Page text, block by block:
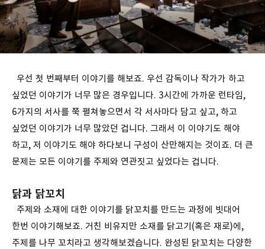
우선 첫 번째부터 이야기를 해보죠. 우선 감독이나 작가가 하고
싶었던 이야기가 너무 많은 경우입니다. 3시간에 가까운 런타임,
6가지의 서사를 쭉 펼쳐놓으면서 각 서사마다 담고 싶고, 하고
싶었던 이야기가 너무 많았던 겁니다. 그래서 이 이야기도 해야
하고, 저 이야기도 해야 하다보니 구성이 산만해지는 것이죠. 더 큰
문제는 모든 이야기를 주제와 연관짓고 싶었다는 겁니다.
닭과 닭꼬치
주제와 소재에 대한 이야기를 닭꼬치를 만드는 과정에 빗대어
한번 이야기해보죠. 거친 비유지만 소재를 닭고기(혹은 재로)에,
주제를 나무 꼬치라고 생각해보겠습니다. 완성된 닭꼬치는 다양한